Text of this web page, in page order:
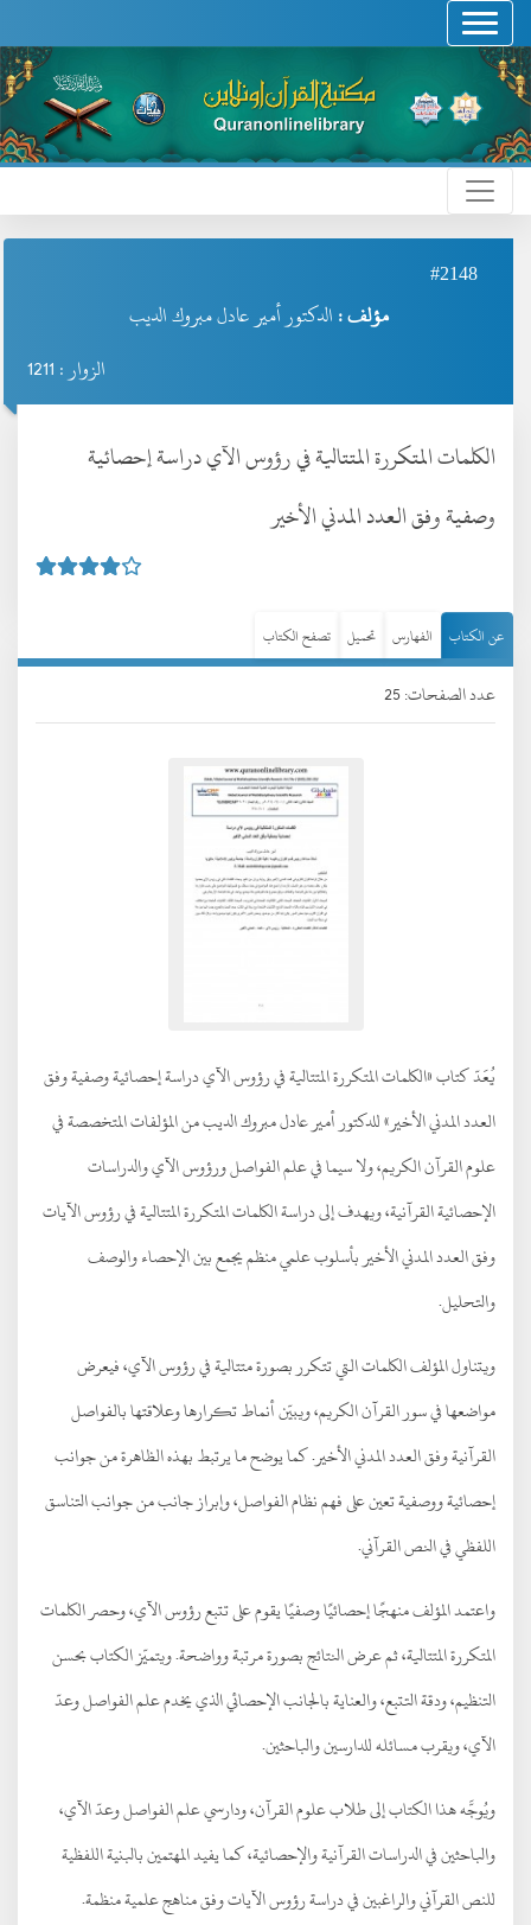
#2148
مؤلف : الدكتور أمير عادل مبروك الديب
الزوار : 1211
الكلمات المتكررة المتتالية في رؤوس الآي دراسة إحصائية
وصفية وفق العدد المدني الأخير
عن الكتاب الفهارس تحميل تصفح الكتاب
عدد الصفحات: 25
يُعَدّ كتاب «الكلمات المتكررة المتتالية في رؤوس الآي دراسة إحصائية وصفية وفق
العدد المدني الأخير» للدكتور أمير عادل مبروك الديب من المؤلفات المتخصصة في
علوم القرآن الكريم، ولا سيما في علم الفواصل ورؤوس الآي والدراسات
الإحصائية القرآنية، ويهدف إلى دراسة الكلمات المتكررة المتتالية في رؤوس الآيات
وفق العدد المدني الأخير بأسلوب علمي منظم يجمع بين الإحصاء والوصف
والتحليل.
ويتناول المؤلف الكلمات التي تتكرر بصورة متتالية في رؤوس الآي، فيعرض
مواضعها في سور القرآن الكريم، ويبيّن أنماط تكرارها وعلاقتها بالفواصل
القرآنية وفق العدد المدني الأخير. كما يوضح ما يرتبط بهذه الظاهرة من جوانب
إحصائية ووصفية تعين على فهم نظام الفواصل، وإبراز جانب من جوانب التناسق
اللفظي في النص القرآني.
واعتمد المؤلف منهجًا إحصائيًا وصفيًا يقوم على تتبع رؤوس الآي، وحصر الكلمات
المتكررة المتتالية، ثم عرض النتائج بصورة مرتبة وواضحة. ويتميّز الكتاب بحسن
التنظيم، ودقة التتبع، والعناية بالجانب الإحصائي الذي يخدم علم الفواصل وعدّ
الآي، ويقرب مسائله للدارسين والباحثين.
ويُوجَّه هذا الكتاب إلى طلاب علوم القرآن، ودارسي علم الفواصل وعدّ الآي،
والباحثين في الدراسات القرآنية والإحصائية، كما يفيد المهتمين بالبنية اللفظية
للنص القرآني والراغبين في دراسة رؤوس الآيات وفق مناهج علمية منظمة.